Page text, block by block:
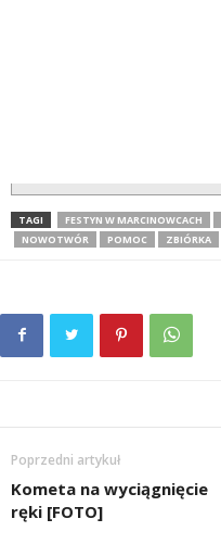
TAGI FESTYN W MARCINOWCACH
NOWOTWÓR
POMOC ZBIÓRKA
Poprzedni artykuł
Kometa na wyciągnięcie
ręki [FOTO]